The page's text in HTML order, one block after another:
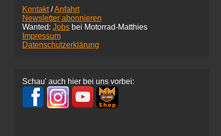
Kontakt/Anfahrt
Newsletter abonnieren
Wanted: Jobs bei Motorrad-Matthies
Impressum
Datenschutzerklärung
Schau' auch hier bei uns vorbei: